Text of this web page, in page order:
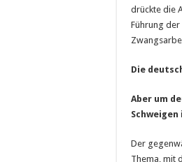
drückte die
Führung
Die
Aber um
Der
Thema, mit